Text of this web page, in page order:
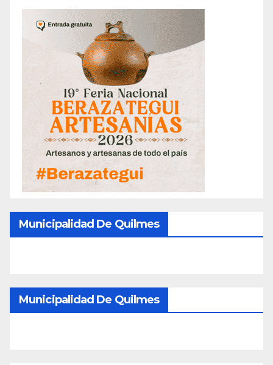
Municipalidad De Quilmes
Municipalidad De Quilmes